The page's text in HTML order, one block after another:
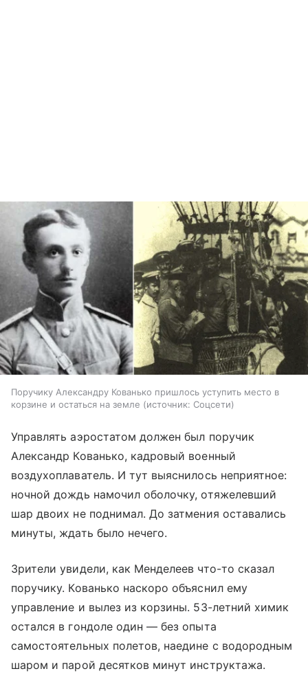
Поручику Александру Кованько пришлось уступить место в
корзине и остаться на земле
источник: Соцсети
Управлять аэростатом должен был поручик
Александр Кованько, кадровый военный
воздухоплаватель. И тут выяснилось неприятное:
ночной дождь намочил оболочку, отяжелевший
шар двоих не поднимал. До затмения оставались
минуты, ждать было нечего.
Зрители увидели, как Менделеев что-то сказал
поручику. Кованько наскоро объяснил ему
управление и вылез из корзины. 53-летний химик
остался в гондоле один — без опыта
самостоятельных полетов, наедине с водородным
шаром и парой десятков минут инструктажа.